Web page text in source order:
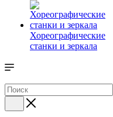
Хореографические
станки и зеркала